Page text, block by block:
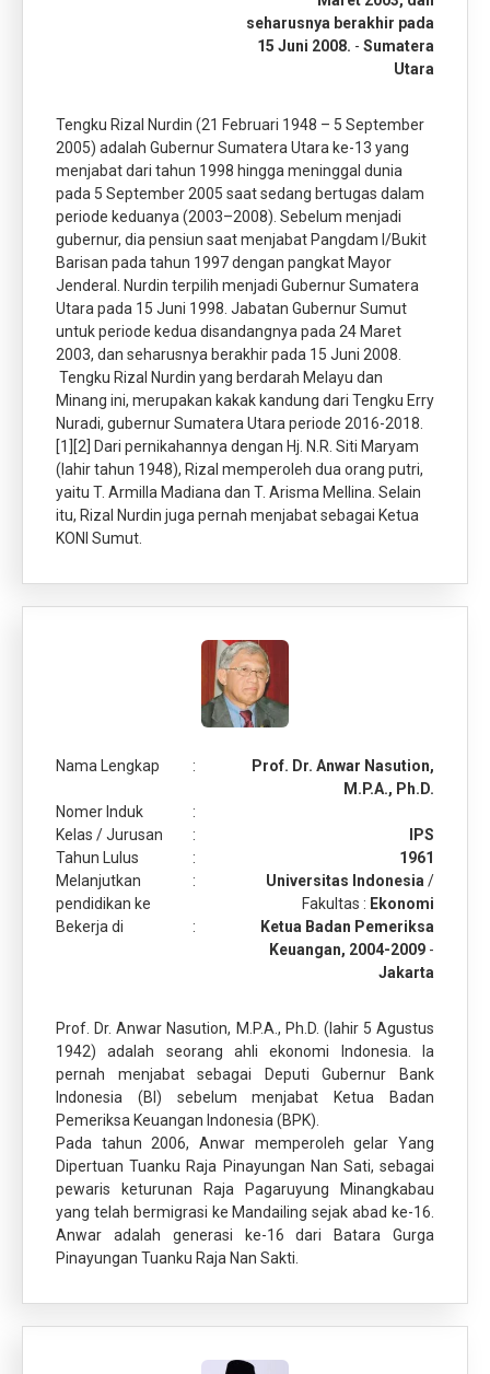
seharusnya berakhir pada
15 Juni 2008. - Sumatera
Utara
Tengku Rizal Nurdin (21 Februari 1948 – 5 September
2005) adalah Gubernur Sumatera Utara ke-13 yang
menjabat dari tahun 1998 hingga meninggal dunia
pada 5 September 2005 saat sedang bertugas dalam
periode keduanya (2003–2008). Sebelum menjadi
gubernur, dia pensiun saat menjabat Pangdam I/Bukit
Barisan pada tahun 1997 dengan pangkat Mayor
Jenderal. Nurdin terpilih menjadi Gubernur Sumatera
Utara pada 15 Juni 1998. Jabatan Gubernur Sumut
untuk periode kedua disandangnya pada 24 Maret
2003, dan seharusnya berakhir pada 15 Juni 2008.
Tengku Rizal Nurdin yang berdarah Melayu dan
Minang ini, merupakan kakak kandung dari Tengku Erry
Nuradi, gubernur Sumatera Utara periode 2016-2018.
[1][2] Dari pernikahannya dengan Hj. N.R. Siti Maryam
(lahir tahun 1948), Rizal memperoleh dua orang putri,
yaitu T. Armilla Madiana dan T. Arisma Mellina. Selain
itu, Rizal Nurdin juga pernah menjabat sebagai Ketua
KONI Sumut.
Nama Lengkap :
Prof. Dr. Anwar Nasution,
M.P.A., Ph.D.
Nomer Induk
:
Kelas / Jurusan
:
IPS
Tahun Lulus
:
1961
Melanjutkan
pendidikan ke
: Universitas Indonesia /
Fakultas : Ekonomi
Bekerja di
:
Ketua Badan Pemeriksa
Keuangan, 2004-2009 -
Jakarta
Prof. Dr. Anwar Nasution, M.P.A., Ph.D. (lahir 5 Agustus
1942) adalah seorang ahli ekonomi Indonesia. Ia
pernah menjabat sebagai Deputi Gubernur Bank
Indonesia (BI) sebelum menjabat Ketua Badan
Pemeriksa Keuangan Indonesia (BPK).
Pada tahun 2006, Anwar memperoleh gelar Yang
Dipertuan Tuanku Raja Pinayungan Nan Sati, sebagai
pewaris keturunan Raja Pagaruyung Minangkabau
yang telah bermigrasi ke Mandailing sejak abad ke-16.
Anwar adalah generasi ke-16 dari Batara Gurga
Pinayungan Tuanku Raja Nan Sakti.